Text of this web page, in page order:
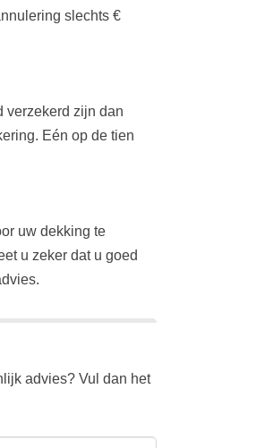
slechts €
verzekerd zijn dan
Eén op de tien
uw dekking te
u zeker dat u goed
advies? Vul dan het